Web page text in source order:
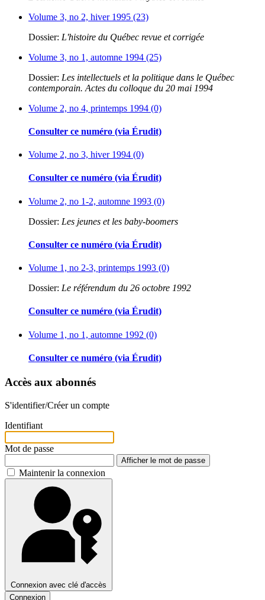
Volume 3, no 2, hiver 1995 (23)
Dossier: L'histoire du Québec revue et corrigée
Volume 3, no 1, automne 1994 (25)
Dossier: Les intellectuels et la politique dans le Québec
contemporain. Actes du colloque du 20 mai 1994
Volume 2, no 4, printemps 1994 (0)
Consulter ce numéro (via Érudit)
Volume 2, no 3, hiver 1994 (0)
Consulter ce numéro (via Érudit)
Volume 2, no 1-2, automne 1993 (0)
Dossier: Les jeunes et les baby-boomers
Consulter ce numéro (via Érudit)
Volume 1, no 2-3, printemps 1993 (0)
Dossier: Le référendum du 26 octobre 1992
Consulter ce numéro (via Érudit)
Volume 1, no 1, automne 1992 (0)
Consulter ce numéro (via Érudit)
Accès aux abonnés
S'identifier/Créer un compte
Identifiant
Mot de passe
Afficher le mot de passe
Maintenir la connexion
Connexion avec clé d'accès
Connexion